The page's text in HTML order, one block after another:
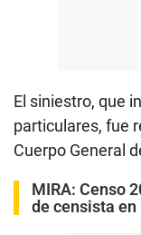
El siniestro, que
particulares, fue
Cuerpo General
MIRA: Censo
de censista en